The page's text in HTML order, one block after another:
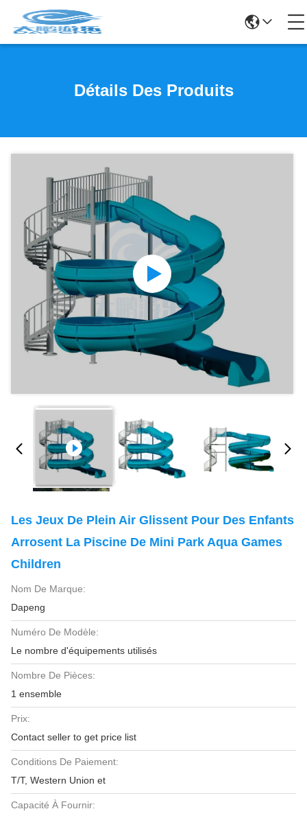
Détails Des Produits
Les Jeux De Plein Air Glissent Pour Des Enfants
Arrosent La Piscine De Mini Park Aqua Games
Children
Nom De Marque:
Dapeng
Numéro De Modèle:
Le nombre d'équipements utilisés
Nombre De Pièces:
1 ensemble
Prix:
Contact seller to get price list
Conditions De Paiement:
T/T, Western Union et
Capacité À Fournir: